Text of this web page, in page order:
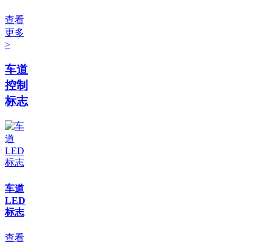
查看
更多
>
车道
控制
标志
车道
LED
标志
查看